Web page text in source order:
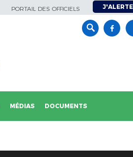
PORTAIL DES OFFICIELS J'ALERTE
MÉDIAS DOCUMENTS